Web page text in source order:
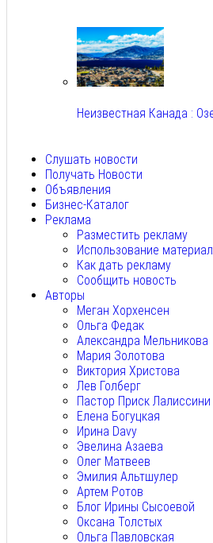
Неизвестная Канада :
Слушать новости
Получать Новости
Объявления
Бизнес-Каталог
Реклама
Разместить рекламу
Использование
Как дать рекламу
Сообщить новость
Авторы
Меган Хорхенсен
Ольга Федак
Александра Мельникова
Мария Золотова
Виктория Христова
Лев Голберг
Пастор Приск Лалиссини
Елена Богуцкая
Ирина Davy
Эвелина Азаева
Олег Матвеев
Эмилия Альтшулер
Артем Ротов
Блог Ирины Сысоевой
Оксана Толстых
Ольга Павловская